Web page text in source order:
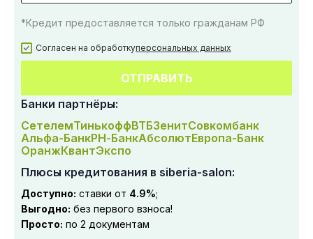
*Кредит предоставляется только гражданам РФ
Согласен на обработкуперсональных данных
ОТПРАВИТЬ
Банки партнёры:
СетелемТинькоффВТБЗенитСовкомбанк
Альфа-БанкРН-БанкАбсолютЕвропа-Банк
ОранжКвантЭкспо
Плюсы кредитования в siberia-salon:
Доступно: ставки от 4.9%;
Выгодно: без первого взноса!
Просто: по 2 документам